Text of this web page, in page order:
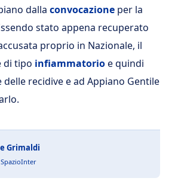
dalla convocazione per la
stato appena recuperato
proprio in Nazionale, il
di tipo infiammatorioe quindi
recidive e ad Appiano Gentile
Grimaldi